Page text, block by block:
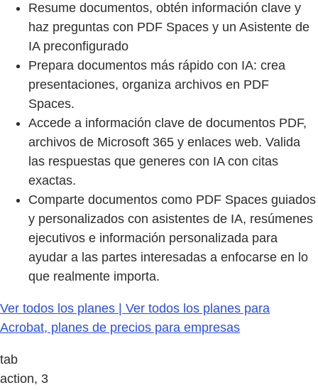
Resume documentos, obtén información clave y
haz preguntas con PDF Spaces y un Asistente de
IA preconfigurado
Prepara documentos más rápido con IA: crea
presentaciones, organiza archivos en PDF
Spaces.
Accede a información clave de documentos PDF,
archivos de Microsoft 365 y enlaces web. Valida
las respuestas que generes con IA con citas
exactas.
Comparte documentos como PDF Spaces guiados
y personalizados con asistentes de IA, resúmenes
ejecutivos e información personalizada para
ayudar a las partes interesadas a enfocarse en lo
que realmente importa.
Ver todos los planes | Ver todos los planes para
Acrobat, planes de precios para empresas
tab
action, 3